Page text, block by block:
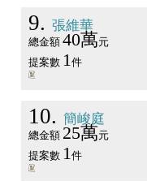
9 張維華
總金額 40萬元
提案數 1件
10 簡峻庭
總金額 25萬元
提案數 1件